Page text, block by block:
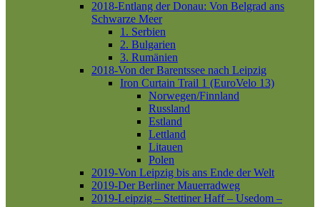
2018-Entlang der Donau: Von Belgrad ans
Schwarze Meer
1. Serbien
2. Bulgarien
3. Rumänien
2018-Von der Barentssee nach Leipzig
Iron Curtain Trail 1 (EuroVelo 13)
Norwegen/Finnland
Russland
Estland
Lettland
Litauen
Polen
2019-Von Leipzig bis ans Ende der Welt
2019-Der Berliner Mauerradweg
2019-Leipzig – Stettiner Haff – Usedom –